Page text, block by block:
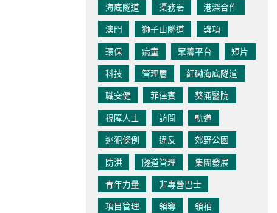
海底隧道
渠務署
港深合作
澳門
獅子山隧道
獎項
環保
病童 眾籌平台
短片
科技
管理層
紅磡海底隧道
職安健
菲律賓
葵涌醫院
視障人士
訪問
軌道
逃犯條例
違反
郊野公園
防洪
隧道管理
集團發展
青年力量
非專營巴士
項目管理
領導
領袖